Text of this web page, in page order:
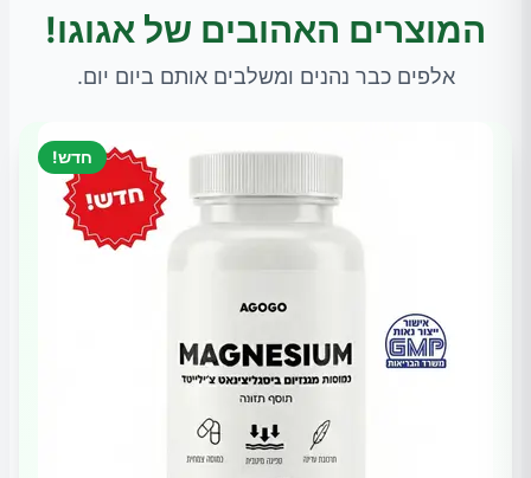
המוצרים האהובים של אגוגו!
אלפים כבר נהנים ומשלבים אותם ביום יום.
חדש!